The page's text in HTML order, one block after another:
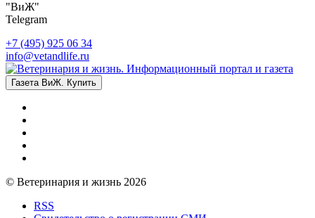
"ВиЖ"
Telegram
+7 (495) 925 06 34
info@vetandlife.ru
Газета ВиЖ. Купить
© Ветеринария и жизнь 2026
RSS